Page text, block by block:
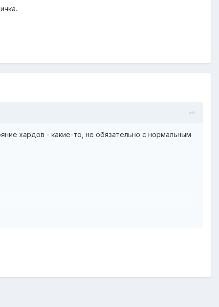
хардов - какие-то, не обязательно с нормальным